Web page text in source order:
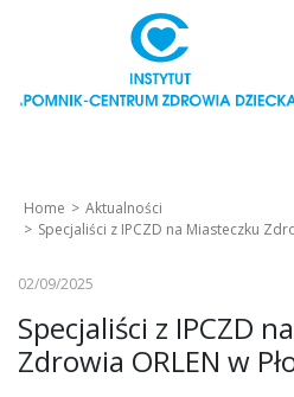
Home
Aktualności
Specjaliści z IPCZD na Miasteczku
02/09/2025
Specjaliści z IPCZD
Zdrowia ORLEN w